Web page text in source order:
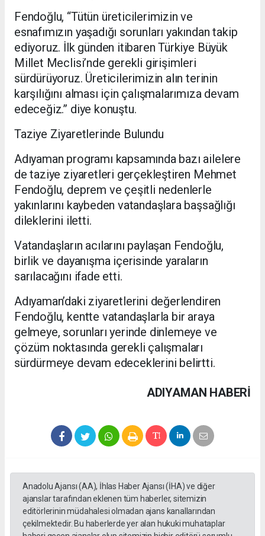
Fendoğlu, “Tütün üreticilerimizin ve
esnafımızın yaşadığı sorunları yakından takip
ediyoruz. İlk günden itibaren Türkiye Büyük
Millet Meclisi’nde gerekli girişimleri
sürdürüyoruz. Üreticilerimizin alın terinin
karşılığını alması için çalışmalarımıza devam
edeceğiz.” diye konuştu.
Taziye Ziyaretlerinde Bulundu
Adıyaman programı kapsamında bazı ailelere
de taziye ziyaretleri gerçekleştiren Mehmet
Fendoğlu, deprem ve çeşitli nedenlerle
yakınlarını kaybeden vatandaşlara başsağlığı
dileklerini iletti.
Vatandaşların acılarını paylaşan Fendoğlu,
birlik ve dayanışma içerisinde yaraların
sarılacağını ifade etti.
Adıyaman’daki ziyaretlerini değerlendiren
Fendoğlu, kentte vatandaşlarla bir araya
gelmeye, sorunları yerinde dinlemeye ve
çözüm noktasında gerekli çalışmaları
sürdürmeye devam edeceklerini belirtti.
ADIYAMAN HABERİ
Anadolu Ajansı (AA), İhlas Haber Ajansı (İHA) ve diğer
ajanslar tarafından eklenen tüm haberler, sitemizin
editörlerinin müdahalesi olmadan ajans kanallarından
çekilmektedir. Bu haberlerde yer alan hukuki muhataplar